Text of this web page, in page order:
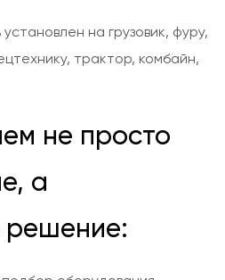
на грузовик, фуру,
трактор, комбайн,
не просто
а
решение: